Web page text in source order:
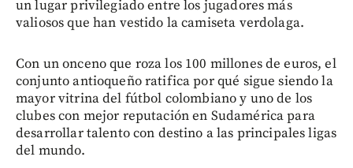
un lugar privilegiado entre los jugadores más
valiosos que han vestido la camiseta verdolaga.
Con un onceno que roza los 100 millones de euros, el
conjunto antioqueño ratifica por qué sigue siendo la
mayor vitrina del fútbol colombiano y uno de los
clubes con mejor reputación en Sudamérica para
desarrollar talento con destino a las principales ligas
del mundo.